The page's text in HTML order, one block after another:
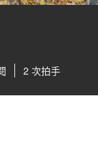
2 次拍手